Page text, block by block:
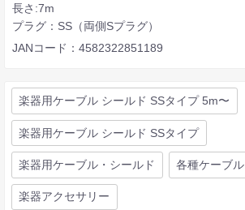
長さ:7m
プラグ：SS（両側Sプラグ）
JANコード：4582322851189
楽器用ケーブル シールド SSタイプ 5m〜
楽器用ケーブル シールド SSタイプ
楽器用ケーブル・シールド 各種ケーブル
楽器アクセサリー